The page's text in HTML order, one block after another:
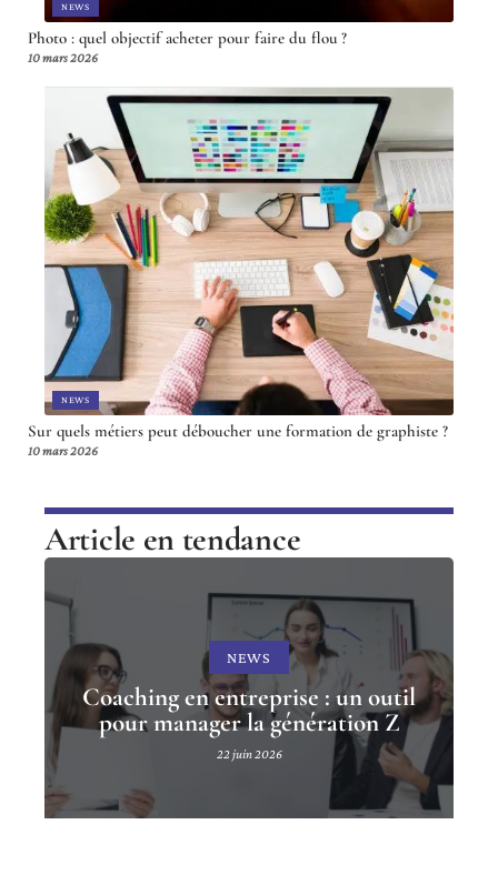
NEWS
Photo : quel objectif acheter pour faire du flou ?
10 mars 2026
NEWS
Sur quels métiers peut déboucher une formation de graphiste ?
10 mars 2026
Article en tendance
NEWS
Coaching en entreprise : un outil
pour manager la génération Z
22 juin 2026